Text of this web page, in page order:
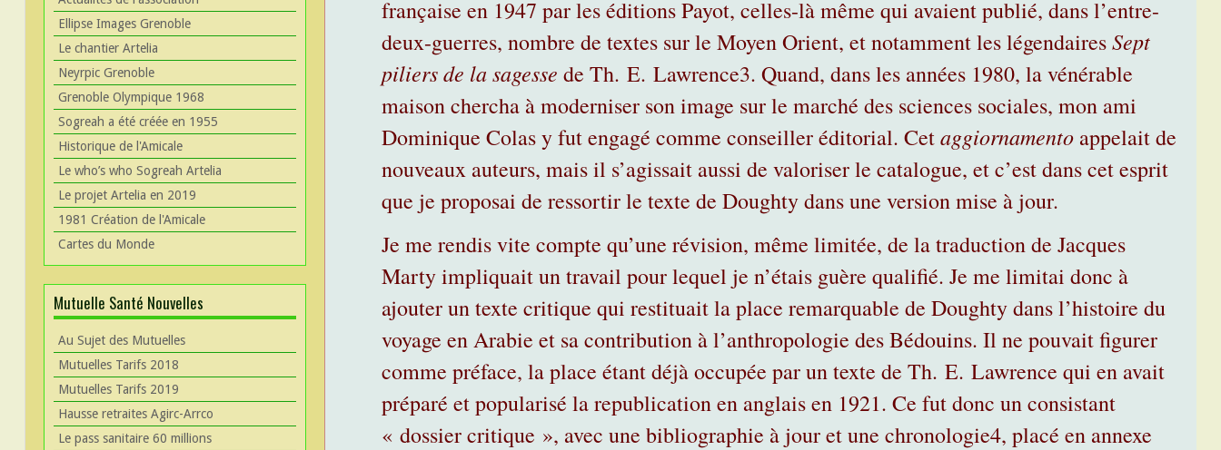
Ellipse Images Grenoble
Le chantier Artelia
Neyrpic Grenoble
Grenoble Olympique 1968
Sogreah a été créée en 1955
Historique de l'Amicale
Le who’s who Sogreah Artelia
Le projet Artelia en 2019
1981 Création de l'Amicale
Cartes du Monde
Mutuelle Santé Nouvelles
Au Sujet des Mutuelles
Mutuelles Tarifs 2018
Mutuelles Tarifs 2019
Hausse retraites Agirc-Arrco
Le pass sanitaire 60 millions
française en 1947 par les éditions Payot, celles-là même qui avaient publié, dans l’entre-
deux-guerres, nombre de textes sur le Moyen Orient, et notamment les légendairesSept
piliers de la sagesse de Th. E. Lawrence3. Quand, dans les années 1980, la vénérable
maison chercha à moderniser son image sur le marché des sciences sociales, mon ami
Dominique Colas y fut engagé comme conseiller éditorial. Cetaggiornamentoappelait de
nouveaux auteurs, mais il s’agissait aussi de valoriser le catalogue, et c’est dans cet esprit
que je proposai de ressortir le texte de Doughty dans une version mise à jour.
Je me rendis vite compte qu’une révision, même limitée, de la traduction de Jacques
Marty impliquait un travail pour lequel je n’étais guère qualifié. Je me limitai donc à
ajouter un texte critique qui restituait la place remarquable de Doughty dans l’histoire du
voyage en Arabie et sa contribution à l’anthropologie des Bédouins. Il ne pouvait figurer
comme préface, la place étant déjà occupée par un texte de Th. E. Lawrence qui en avait
préparé et popularisé la republication en anglais en 1921. Ce fut donc un consistant
« dossier critique », avec une bibliographie à jour et une chronologie4, placé en annexe